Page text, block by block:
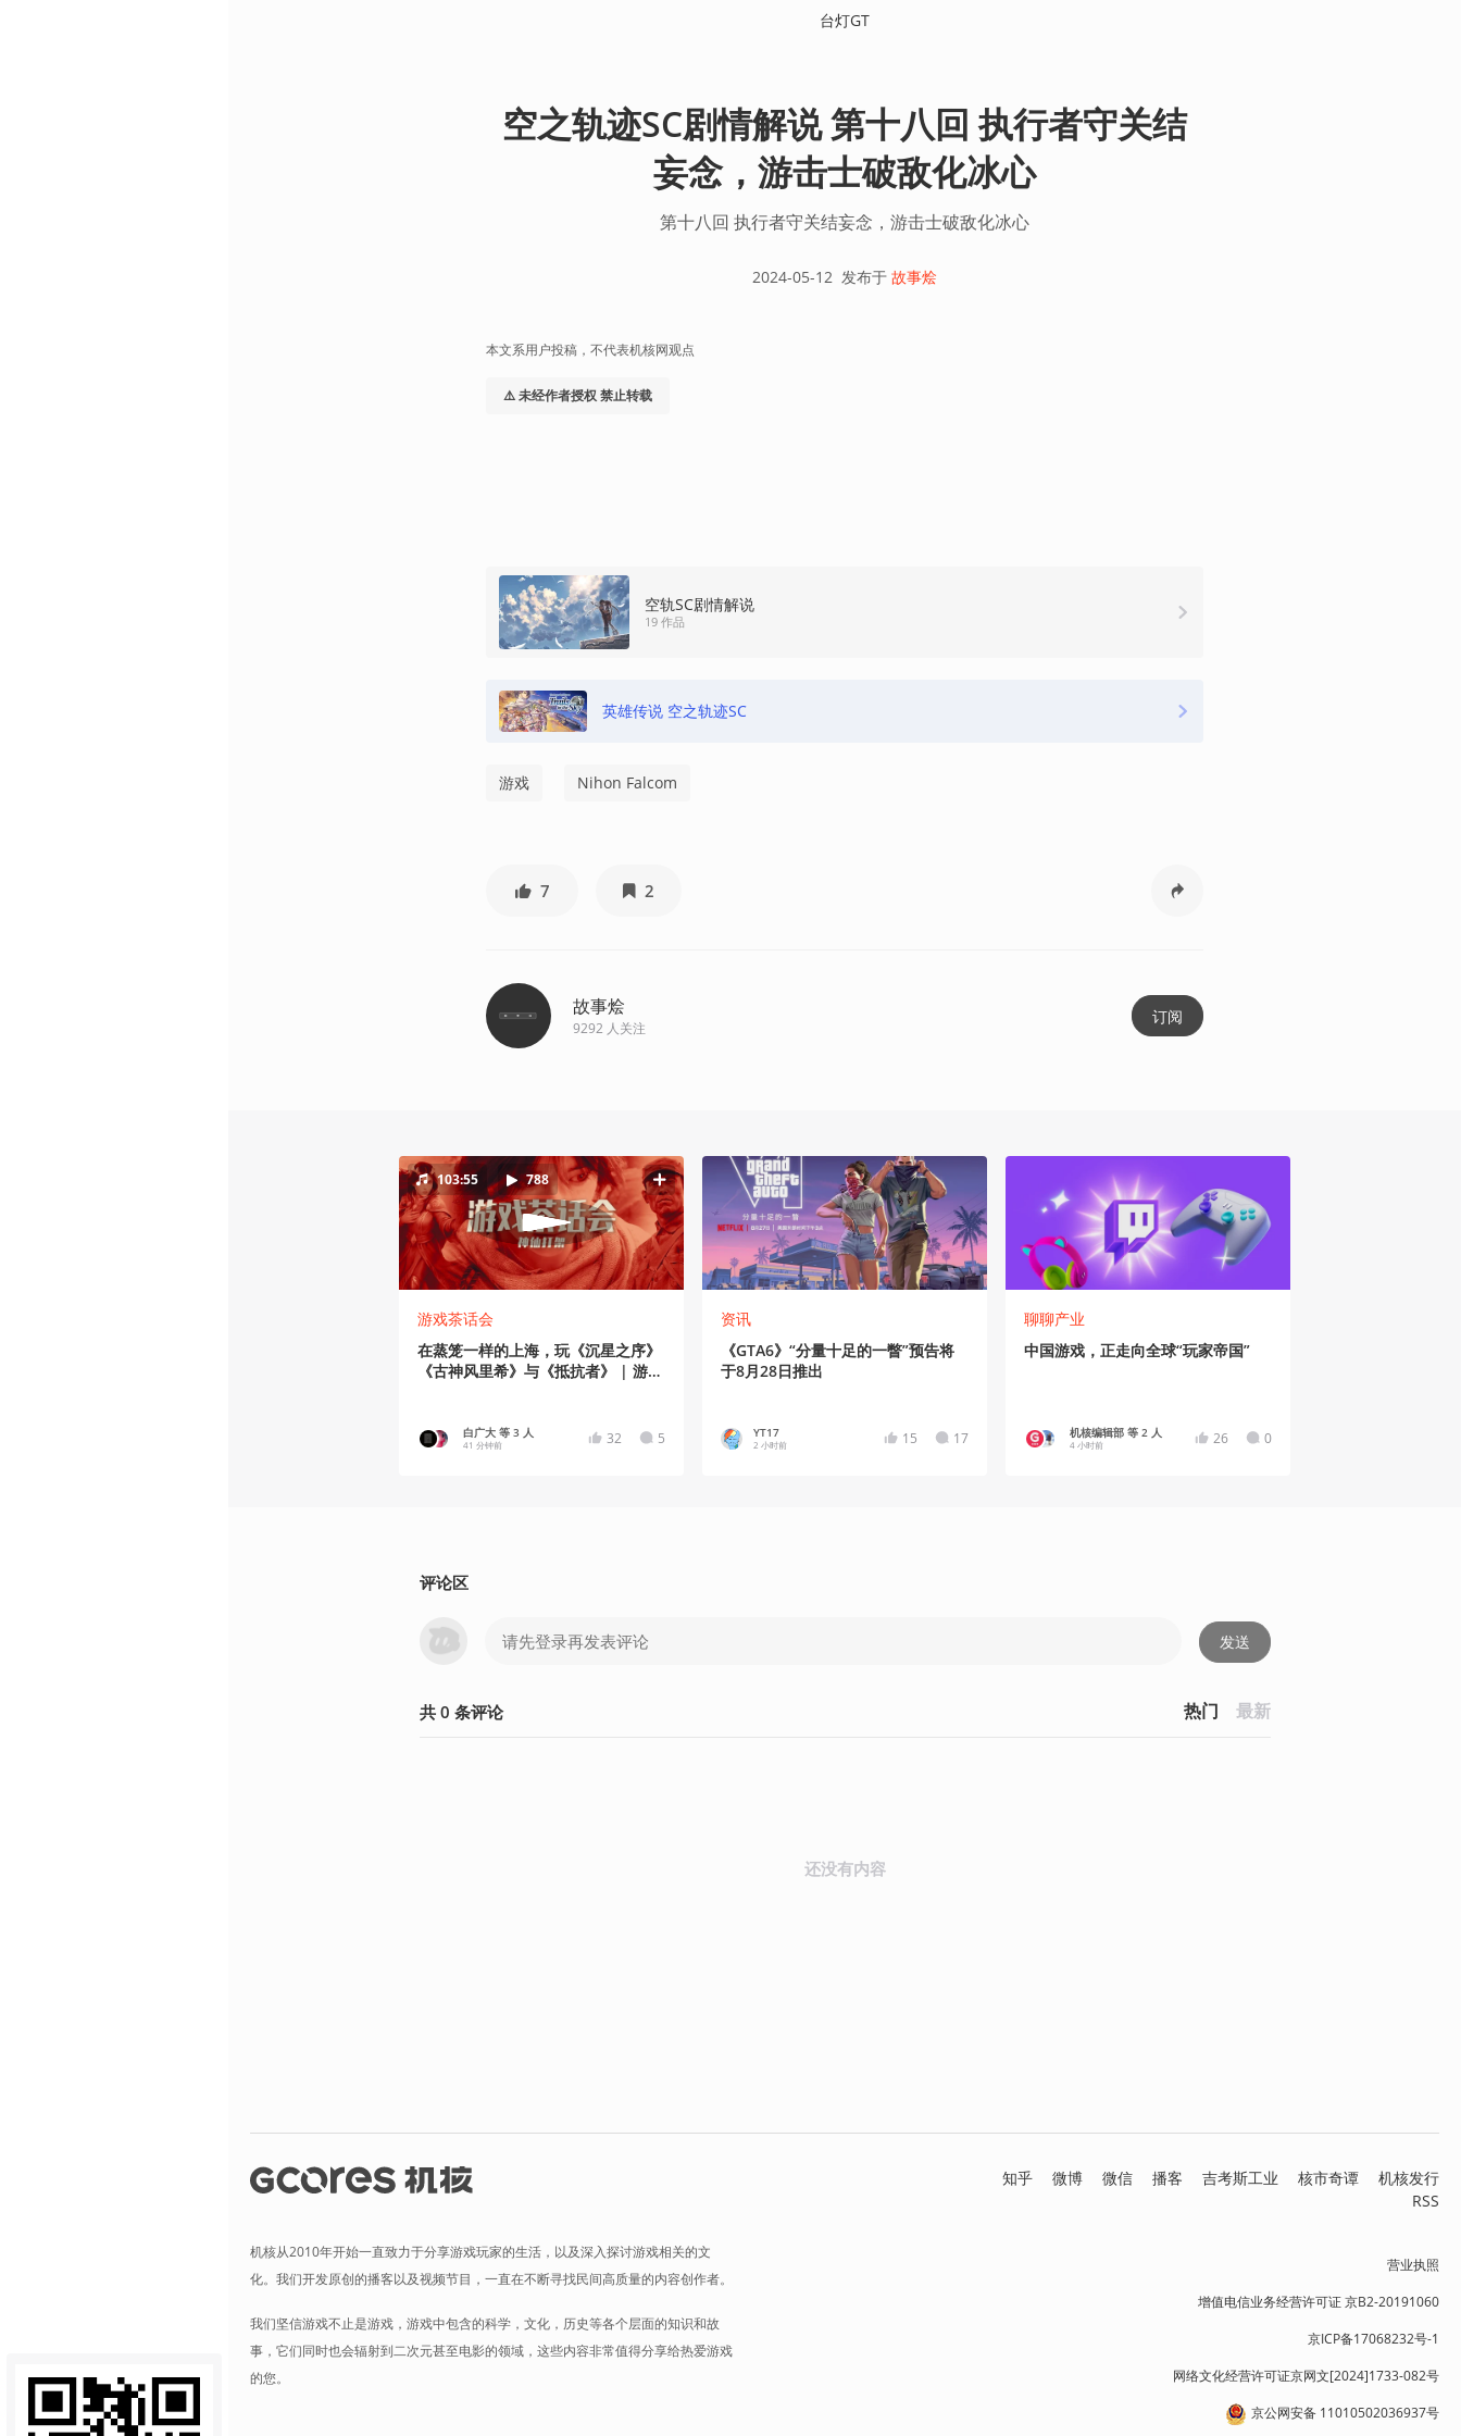
台灯GT
空之轨迹SC剧情解说 第十八回 执行者守关结
妄念，游击士破敌化冰心
第十八回 执行者守关结妄念，游击士破敌化冰心
2024-05-12 发布于 故事烩
本文系用户投稿，不代表机核网观点
⚠️ 未经作者授权 禁止转载
空轨SC剧情解说
19 作品
英雄传说 空之轨迹SC
游戏 Nihon Falcom
7 2
故事烩
9292 人关注
订阅
103:55 788
游戏茶话会
在蒸笼一样的上海，玩《沉星之序》
《古神风里希》与《抵抗者》 | 游戏
白广大 等 3 人
41 分钟前 32 5
资讯
《GTA6》“分量十足的一瞥”预告将
于8月28日推出
YT17
2 小时前 15 17
聊聊产业
中国游戏，正走向全球“玩家帝国”
机核编辑部 等 2 人
4 小时前 26 0
评论区
发送
共 0 条评论 热门 最新
还没有内容
机核从2010年开始一直致力于分享游戏玩家的生活，以及深入探讨游戏相关的文
化。我们开发原创的播客以及视频节目，一直在不断寻找民间高质量的内容创作者。
我们坚信游戏不止是游戏，游戏中包含的科学，文化，历史等各个层面的知识和故
事，它们同时也会辐射到二次元甚至电影的领域，这些内容非常值得分享给热爱游戏
的您。
知乎 微博 微信 播客 吉考斯工业 核市奇谭
机核发行
RSS
营业执照
增值电信业务经营许可证 京B2-20191060
京ICP备17068232号-1
网络文化经营许可证京网文[2024]1733-082号
京公网安备 11010502036937号